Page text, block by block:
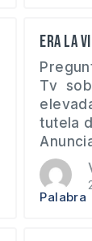
Era la
Tv
tutela
Palabra